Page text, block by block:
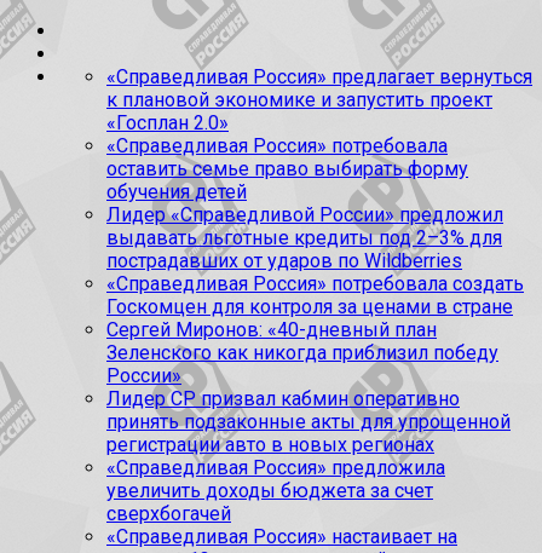
«Справедливая Россия» предлагает вернуться
к плановой экономике и запустить проект
«Госплан 2.0»
«Справедливая Россия» потребовала
оставить семье право выбирать форму
обучения детей
Лидер «Справедливой России» предложил
выдавать льготные кредиты под 2–3% для
пострадавших от ударов по Wildberries
«Справедливая Россия» потребовала создать
Госкомцен для контроля за ценами в стране
Сергей Миронов: «40-дневный план
Зеленского как никогда приблизил победу
России»
Лидер СР призвал кабмин оперативно
принять подзаконные акты для упрощенной
регистрации авто в новых регионах
«Справедливая Россия» предложила
увеличить доходы бюджета за счет
сверхбогачей
«Справедливая Россия» настаивает на